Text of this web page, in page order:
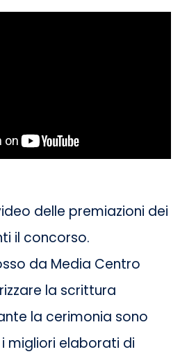
delle premiazioni dei
il concorso.
da Media Centro
la scrittura
la cerimonia sono
migliori elaborati di